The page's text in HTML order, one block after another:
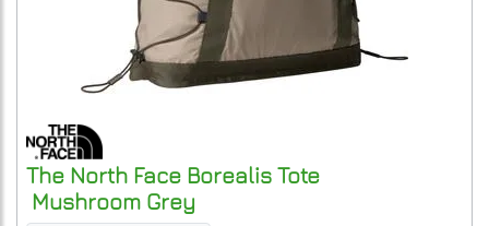
The North Face Borealis Tote
Mushroom Grey